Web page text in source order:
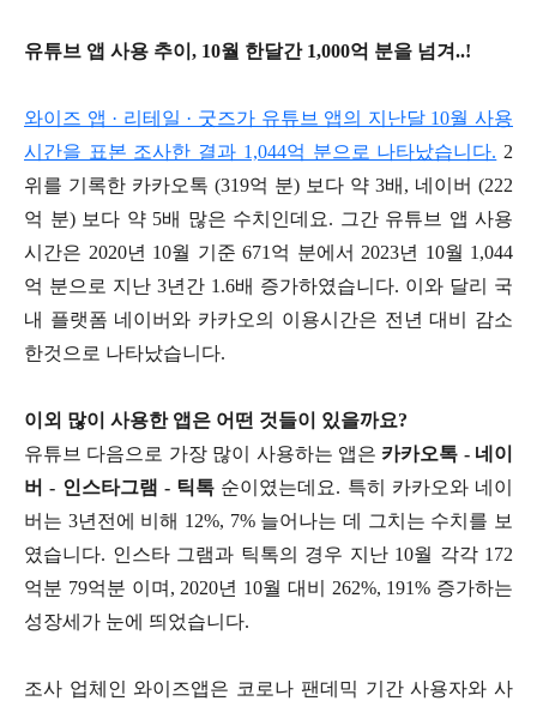
유튜브 앱 사용 추이, 10월 한달간 1,000억 분을 넘겨..!
와이즈 앱 · 리테일 · 굿즈가 유튜브 앱의 지난달 10월 사용
시간을 표본 조사한 결과 1,044억 분으로 나타났습니다. 2
위를 기록한 카카오톡 (319억 분) 보다 약 3배, 네이버 (222
억 분) 보다 약 5배 많은 수치인데요. 그간 유튜브 앱 사용
시간은 2020년 10월 기준 671억 분에서 2023년 10월 1,044
억 분으로 지난 3년간 1.6배 증가하였습니다. 이와 달리 국
내 플랫폼 네이버와 카카오의 이용시간은 전년 대비 감소
한것으로 나타났습니다.
이외 많이 사용한 앱은 어떤 것들이 있을까요?
유튜브 다음으로 가장 많이 사용하는 앱은 카카오톡 - 네이
버 - 인스타그램 - 틱톡 순이였는데요. 특히 카카오와 네이
버는 3년전에 비해 12%, 7% 늘어나는 데 그치는 수치를 보
였습니다. 인스타 그램과 틱톡의 경우 지난 10월 각각 172
억분 79억분 이며, 2020년 10월 대비 262%, 191% 증가하는
성장세가 눈에 띄었습니다.
조사 업체인 와이즈앱은 코로나 팬데믹 기간 사용자와 사